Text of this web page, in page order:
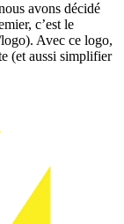
avons décidé
c’est le
Avec ce logo,
(et aussi simplifier